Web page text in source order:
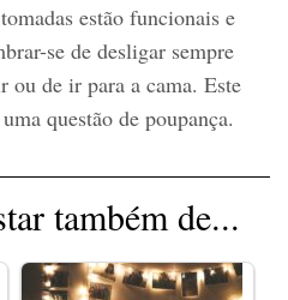
estão funcionais e
se de desligar sempre
ou de ir para a cama. Este
questão de poupança.
também de...